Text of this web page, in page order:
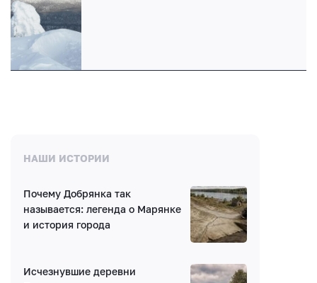
НАШИ ИСТОРИИ
Почему Добрянка так
называется: легенда о Марянке
и история города
Исчезнувшие деревни